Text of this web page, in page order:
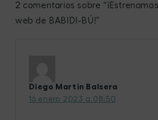
2 comentarios sobre “
web de BABIDI-BÚ!”
Diego Martin Balsera
16 enero 2023 a 08:50